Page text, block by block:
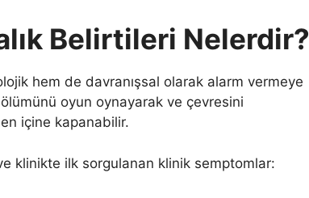
Belirtileri Nelerdir?
hem de davranışsal olarak alarm vermeye
oyun oynayarak ve çevresini
içine kapanabilir.
klinikte ilk sorgulanan klinik semptomlar: